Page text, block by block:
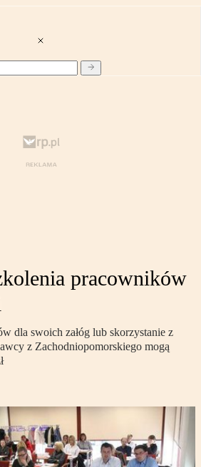
pracowników
dla swoich załóg lub skorzystanie z
z Zachodniopomorskiego mogą